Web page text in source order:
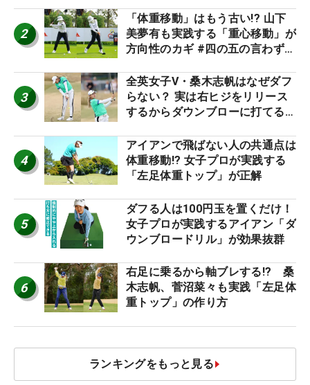
2
「体重移動」はもう古い!? 山下
美夢有も実践する「重心移動」が
方向性のカギ #四の五の言わず振
3
全英女子V・桑木志帆はなぜダフ
らない？ 実は右ヒジをリリース
するからダウンブローに打てる #
4
アイアンで飛ばない人の共通点は
体重移動!? 女子プロが実践する
「左足体重トップ」が正解
5
ダフる人は100円玉を置くだけ！
女子プロが実践するアイアン「ダ
ウンブロードリル」が効果抜群
6
右足に乗るから軸ブレする!? 桑
木志帆、菅沼菜々も実践「左足体
重トップ」の作り方
ランキングをもっと見る